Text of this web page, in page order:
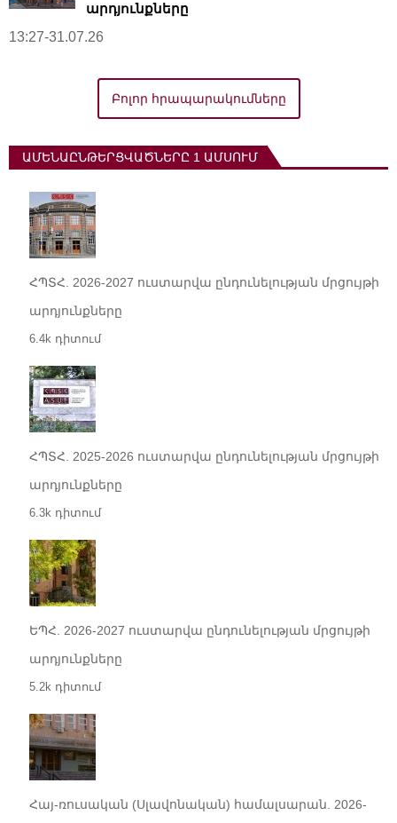
արդյունքները
13:27-31.07.26
Բոլոր հրապարակումները
ԱՄԵՆԱԸՆԹԵՐՑՎԱԾՆԵՐԸ 1 ԱՄՍՈՒՄ
ՀՊՏՀ. 2026-2027 ուստարվա ընդունելության մրցույթի
արդյունքները
6.4k դիտում
ՀՊՏՀ. 2025-2026 ուստարվա ընդունելության մրցույթի
արդյունքները
6.3k դիտում
ԵՊՀ. 2026-2027 ուստարվա ընդունելության մրցույթի
արդյունքները
5.2k դիտում
Հայ-ռուսական (Սլավոնական) համալսարան. 2026-